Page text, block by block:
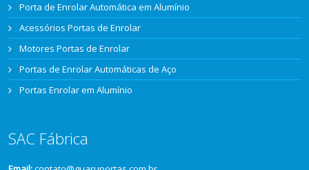
Porta de Enrolar Automática em Alumínio
Acessórios Portas de Enrolar
Motores Portas de Enrolar
Portas de Enrolar Automáticas de Aço
Portas Enrolar em Alumínio
SAC Fábrica